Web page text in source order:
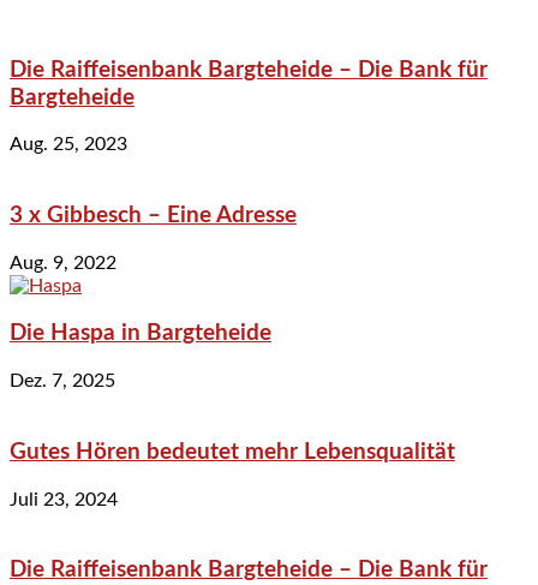
Die Raiffeisenbank Bargteheide – Die Bank für
Bargteheide
Aug. 25, 2023
3 x Gibbesch – Eine Adresse
Aug. 9, 2022
Die Haspa in Bargteheide
Dez. 7, 2025
Gutes Hören bedeutet mehr Lebensqualität
Juli 23, 2024
Die Raiffeisenbank Bargteheide – Die Bank für